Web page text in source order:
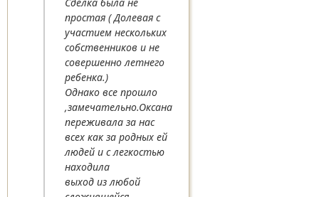
простая ( Долевая с
участием нескольких
собственников и не
совершенно летнего
ребенка.)
Однако все прошло
,замечательно.Оксана
переживала за нас
всех как за родных ей
людей и с легкостью
находила
выход из любой